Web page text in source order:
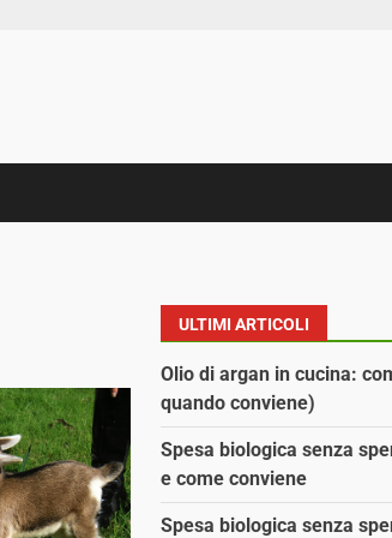
ULTIMI ARTICOLI
Olio di argan in cucina:
quando conviene)
Spesa biologica senza
e come conviene
Spesa biologica senza